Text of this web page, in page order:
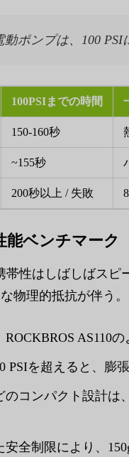
ポンプは、100
100PSIまでの時間
150-160秒
~155秒
200秒以上 / 失敗
能ベンチマーク
帯性はしばしばス
物理的抵抗が伴う
ROCKBROS AS110
PSIを超えると、膨
のコンパクト設計は
安全制限により、